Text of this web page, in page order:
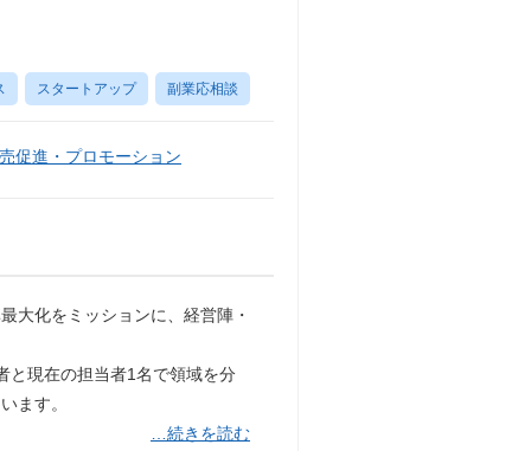
スタートアップ 副業応相談
促進・プロモーション
大化をミッションに、経営陣・
と現在の担当者1名で領域を分
ます。
…続きを読む